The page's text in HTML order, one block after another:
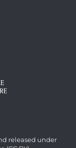
released under